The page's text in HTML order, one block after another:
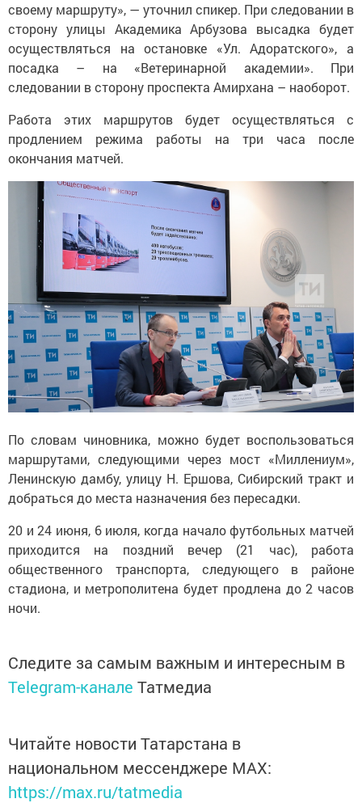
своему маршруту», — уточнил спикер. При следовании в
сторону улицы Академика Арбузова высадка будет
осуществляться на остановке «Ул. Адоратского», а
посадка – на «Ветеринарной академии». При
следовании в сторону проспекта Амирхана – наоборот.
Работа этих маршрутов будет осуществляться с
продлением режима работы на три часа после
окончания матчей.
По словам чиновника, можно будет воспользоваться
маршрутами, следующими через мост «Миллениум»,
Ленинскую дамбу, улицу Н. Ершова, Сибирский тракт и
добраться до места назначения без пересадки.
20 и 24 июня, 6 июля, когда начало футбольных матчей
приходится на поздний вечер (21 час), работа
общественного транспорта, следующего в районе
стадиона, и метрополитена будет продлена до 2 часов
ночи.
Следите за самым важным и интересным в
Telegram-канале Татмедиа
Читайте новости Татарстана в
национальном мессенджере MАХ:
https://max.ru/tatmedia